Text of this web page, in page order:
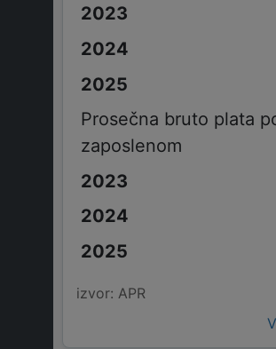
Prosečna bruto plata
zaposlenom
izvor: APR